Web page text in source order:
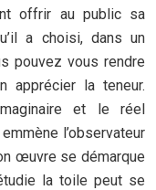
offrir au public sa
a choisi, dans un
pouvez vous rendre
apprécier la teneur.
et le réel
l’observateur
œuvre se démarque
la toile peut se